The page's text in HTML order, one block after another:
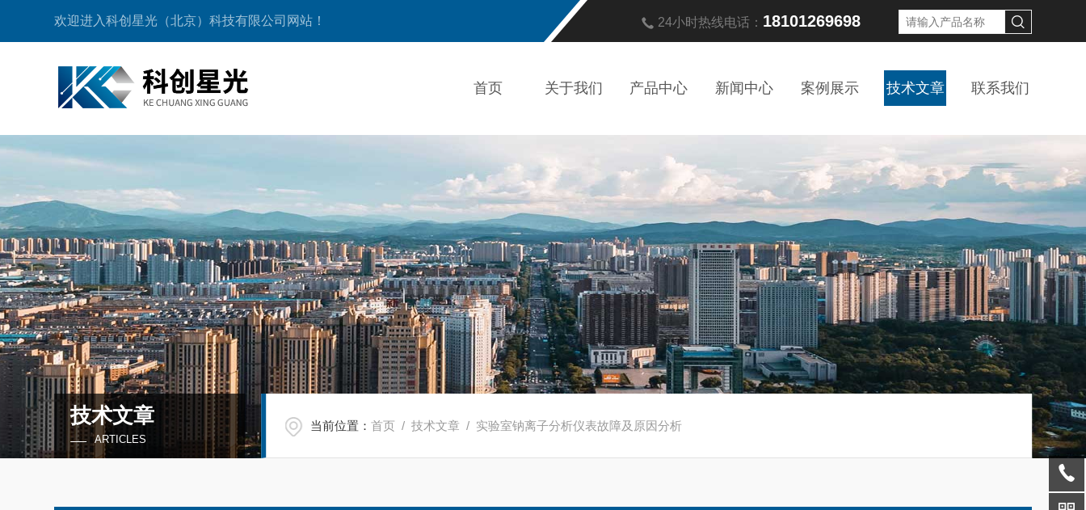
欢迎进入科创星光（北京）科技有限公司网站！ 24小时热线电话： 18101269698
首页 关于我们 产品中心 新闻中心 案例展示 技术文章 联系我们
技术文章
ARTICLES
当前位置：首页 /技术文章 / 实验室钠离子分析仪表故障及原因分析